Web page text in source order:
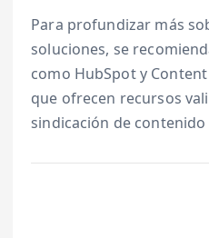
Para profundizar más
soluciones, se
como HubSpot y
que ofrecen recursos
sindicación de